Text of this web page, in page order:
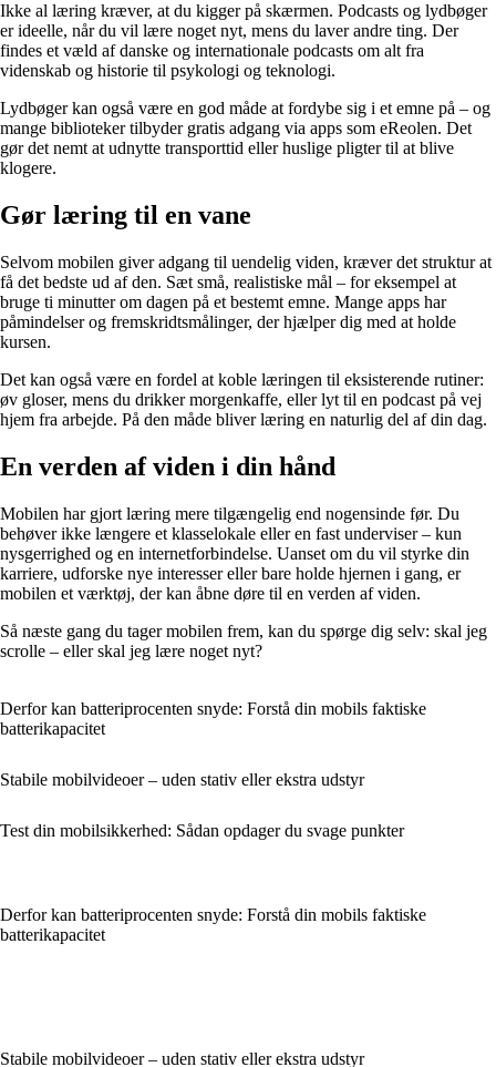
Ikke al læring kræver, at du kigger på skærmen. Podcasts og lydbøger
er ideelle, når du vil lære noget nyt, mens du laver andre ting. Der
findes et væld af danske og internationale podcasts om alt fra
videnskab og historie til psykologi og teknologi.
Lydbøger kan også være en god måde at fordybe sig i et emne på – og
mange biblioteker tilbyder gratis adgang via apps som eReolen. Det
gør det nemt at udnytte transporttid eller huslige pligter til at blive
klogere.
Gør læring til en vane
Selvom mobilen giver adgang til uendelig viden, kræver det struktur at
få det bedste ud af den. Sæt små, realistiske mål – for eksempel at
bruge ti minutter om dagen på et bestemt emne. Mange apps har
påmindelser og fremskridtsmålinger, der hjælper dig med at holde
kursen.
Det kan også være en fordel at koble læringen til eksisterende rutiner:
øv gloser, mens du drikker morgenkaffe, eller lyt til en podcast på vej
hjem fra arbejde. På den måde bliver læring en naturlig del af din dag.
En verden af viden i din hånd
Mobilen har gjort læring mere tilgængelig end nogensinde før. Du
behøver ikke længere et klasselokale eller en fast underviser – kun
nysgerrighed og en internetforbindelse. Uanset om du vil styrke din
karriere, udforske nye interesser eller bare holde hjernen i gang, er
mobilen et værktøj, der kan åbne døre til en verden af viden.
Så næste gang du tager mobilen frem, kan du spørge dig selv: skal jeg
scrolle – eller skal jeg lære noget nyt?
Derfor kan batteriprocenten snyde: Forstå din mobils faktiske
batterikapacitet
Stabile mobilvideoer – uden stativ eller ekstra udstyr
Test din mobilsikkerhed: Sådan opdager du svage punkter
Derfor kan batteriprocenten snyde: Forstå din mobils faktiske
batterikapacitet
Stabile mobilvideoer – uden stativ eller ekstra udstyr